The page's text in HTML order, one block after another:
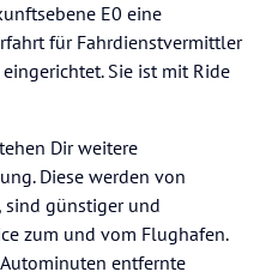
E0 eine
für Fahrdienstvermittler
Sie ist mit Ride
Dir weitere
Diese werden von
sind günstiger und
zum und vom Flughafen.
entfernte